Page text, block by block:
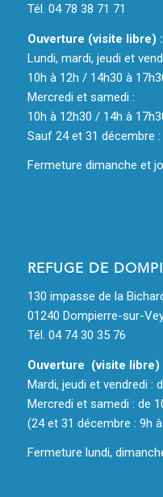
Tél. 04 78 38 71 71
Ouverture (visite libre) :
Lundi, mardi, jeudi et
10h à 12h / 14h30 à
Mercredi et samedi :
10h à 12h30 / 14h à
Sauf 24 et 31 décembre :
Fermeture dimanche et
REFUGE DE
130 impasse de la
01240 Dompierre-sur-
Tél. 04 74 30 35 76
Ouverture (visite libre)
Mardi, jeudi et vendredi :
Mercredi et samedi : de
(24 et 31 décembre : 9h
Fermeture lundi,